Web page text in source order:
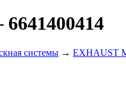
системы → EXHAUST